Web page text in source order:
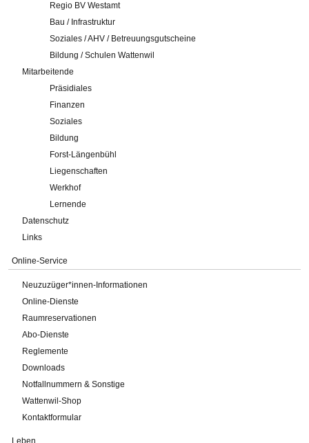
Regio BV Westamt
Bau / Infrastruktur
Soziales / AHV / Betreuungsgutscheine
Bildung / Schulen Wattenwil
Mitarbeitende
Präsidiales
Finanzen
Soziales
Bildung
Forst-Längenbühl
Liegenschaften
Werkhof
Lernende
Datenschutz
Links
Online-Service
Neuzuzüger*innen-Informationen
Online-Dienste
Raumreservationen
Abo-Dienste
Reglemente
Downloads
Notfallnummern & Sonstige
Wattenwil-Shop
Kontaktformular
Leben